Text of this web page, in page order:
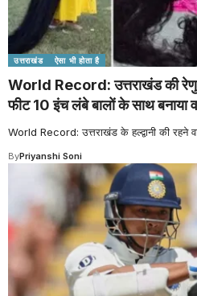
उत्तराखंड ऐसा भी होता है
World Record: उत्तराखंड की रेणु
फीट 10 इंच लंबे बालों के साथ बनाया
World Record: उत्तराखंड के हल्द्वानी की रहने
ByPriyanshi Soni